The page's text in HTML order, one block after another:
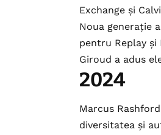
Exchange și
Noua generație
pentru Replay
Giroud a adus
2024
Marcus
diversitatea și